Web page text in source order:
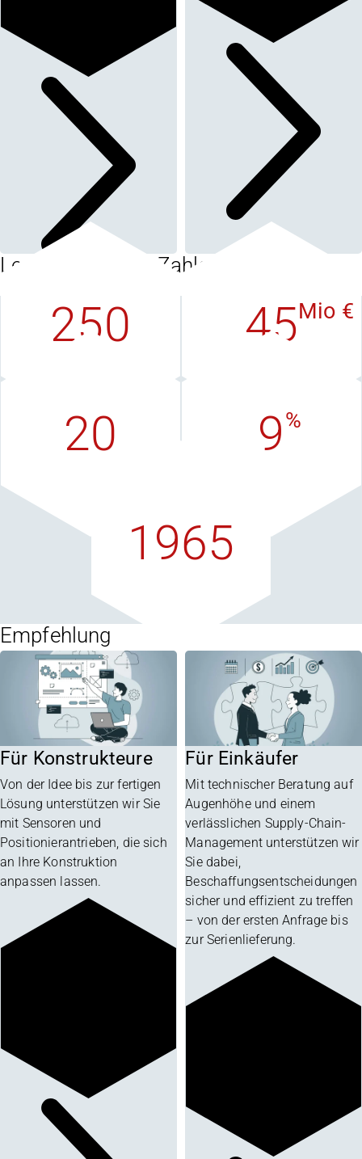
Lenord+Bauer in Zahlen
250 45Mio €
20 9%
1965
Empfehlung
Für Konstrukteure
Von der Idee bis zur fertigen
Lösung unterstützen wir Sie
mit Sensoren und
Positionierantrieben, die sich
an Ihre Konstruktion
anpassen lassen.
Für Einkäufer
Mit technischer Beratung auf
Augenhöhe und einem
verlässlichen Supply-Chain-
Management unterstützen wir
Sie dabei,
Beschaffungsentscheidungen
sicher und effizient zu treffen
– von der ersten Anfrage bis
zur Serienlieferung.